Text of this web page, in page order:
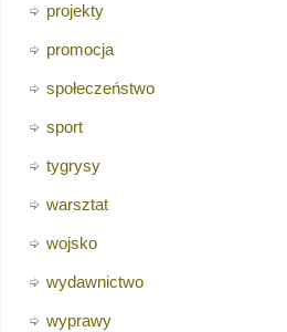
projekty
promocja
społeczeństwo
sport
tygrysy
warsztat
wojsko
wydawnictwo
wyprawy